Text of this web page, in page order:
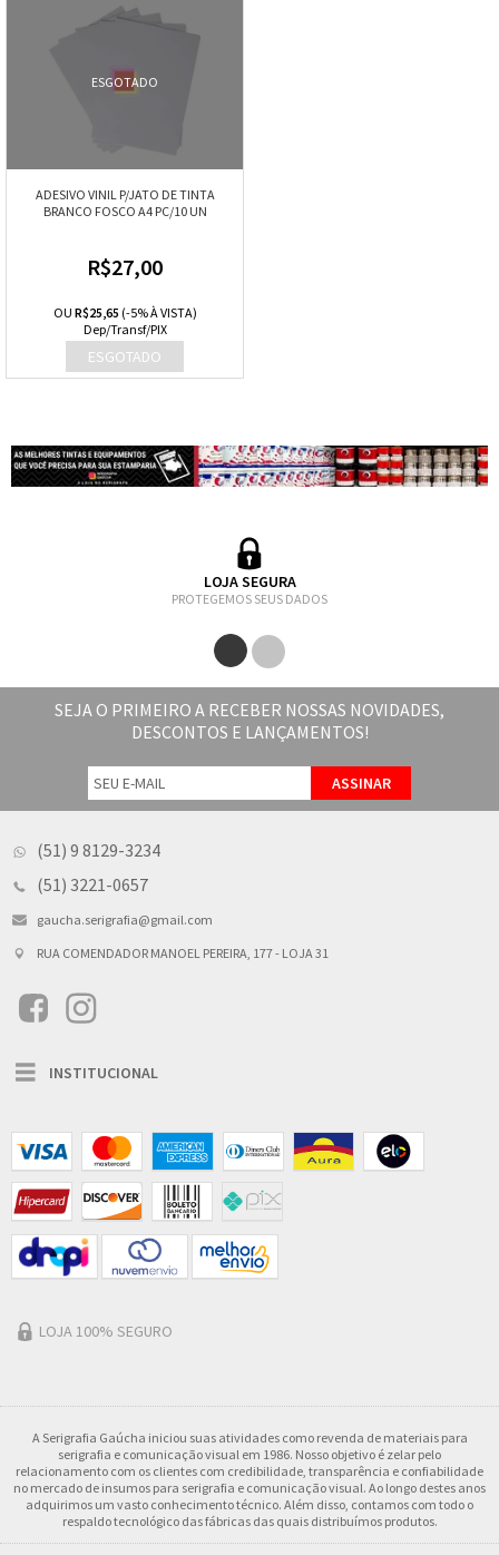
ESGOTADO
ADESIVO VINIL P/JATO DE TINTA
BRANCO FOSCO A4 PC/10 UN
R$27,00
OU R$25,65 (-5% À VISTA)
Dep/Transf/PIX
LOJA SEGURA
PROTEGEMOS SEUS DADOS
SEJA O PRIMEIRO A RECEBER NOSSAS NOVIDADES,
DESCONTOS E LANÇAMENTOS!
(51) 9 8129-3234
(51) 3221-0657
gaucha.serigrafia@gmail.com
RUA COMENDADOR MANOEL PEREIRA, 177 - LOJA 31
ToggleINSTITUCIONAL
LOJA 100% SEGURO
A Serigrafia Gaúcha iniciou suas atividades como revenda de materiais para
serigrafia e comunicação visual em 1986. Nosso objetivo é zelar pelo
relacionamento com os clientes com credibilidade, transparência e confiabilidade
no mercado de insumos para serigrafia e comunicação visual. Ao longo destes anos
adquirimos um vasto conhecimento técnico. Além disso, contamos com todo o
respaldo tecnológico das fábricas das quais distribuímos produtos.